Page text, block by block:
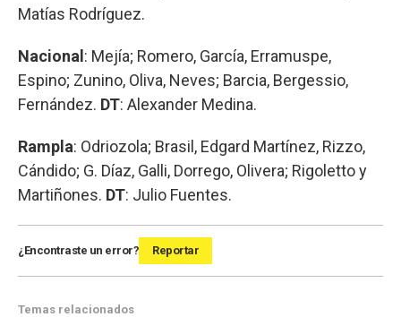
Matías Rodríguez.
Nacional : Mejía; Romero, García, Erramuspe,
Espino; Zunino, Oliva, Neves; Barcia, Bergessio,
Fernández. DT: Alexander Medina.
Rampla: Odriozola; Brasil, Edgard Martínez, Rizzo,
Cándido; G. Díaz, Galli, Dorrego, Olivera; Rigoletto y
Martiñones. DT: Julio Fuentes.
¿Encontraste un error? Reportar
Temas relacionados